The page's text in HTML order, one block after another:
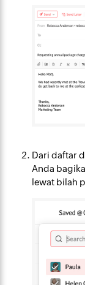
Dari daftar
Anda
lewat bilah